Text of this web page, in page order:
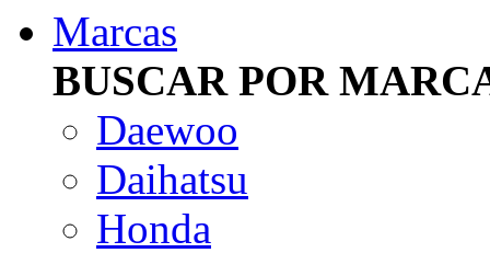
Marcas
BUSCAR POR
Daewoo
Daihatsu
Honda